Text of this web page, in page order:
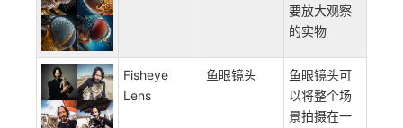
要放大观察
的实物
Fisheye
Lens
鱼眼镜头
鱼眼镜头可
以将整个场
景拍摄在一